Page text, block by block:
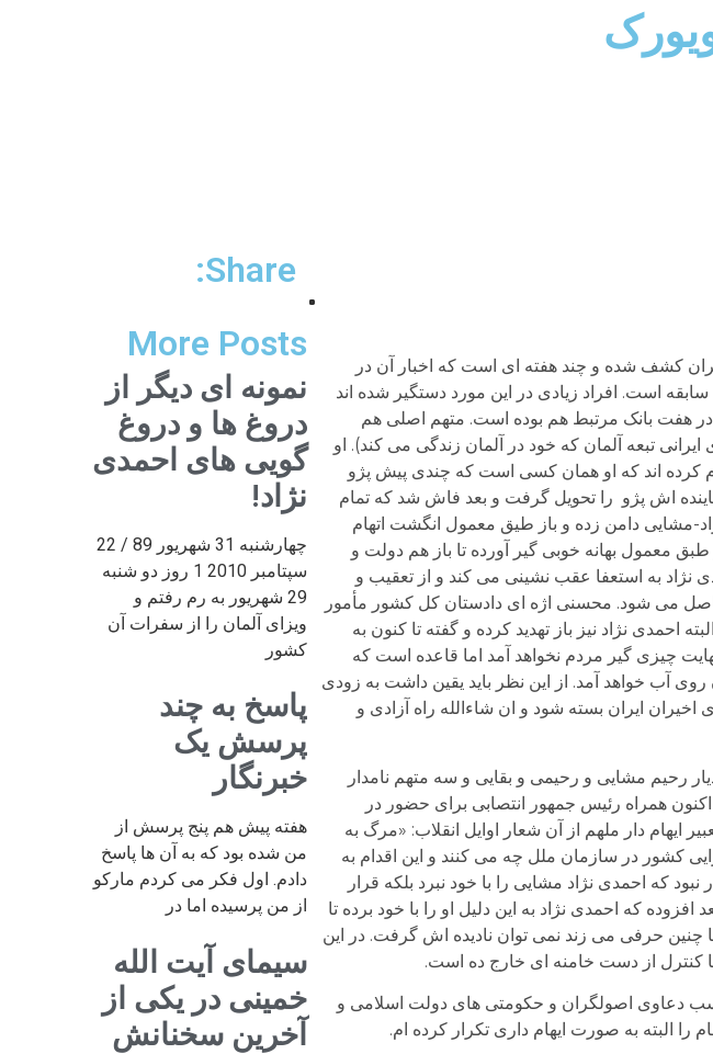
کشف شده و چند هفته ای است که اخبار آن در
است. افراد زیادی در این مورد دستگیر شده اند
در هفت بانک مرتبط هم بوده است. متهم اصلی هم
تبعه آلمان که خود در آلمان زندگی می کند). او
کرده اند که او همان کسی است که چندی پیش پژو
اش پژو را تحویل گرفت و بعد فاش شد که تمام
مشایی دامن زده و باز طیق معمول انگشت اتهام
معمول بهانه خوبی گیر آورده تا باز هم دولت و
نژاد به استعفا عقب نشینی می کند و از تعقیب و
می شود. محسنی اژه ای دادستان کل کشور مأمور
نژاد نیز باز تهدید کرده و گفته تا کنون به
چیزی گیر مردم نخواهد آمد اما قاعده است که
آب خواهد آمد. از این نظر باید یقین داشت به زودی
ایران بسته شود و ان شاءالله راه آزادی و
رحیم مشایی و رحیمی و بقایی و سه متهم نامدار
همراه رئیس جمهور انتصابی برای حضور در
ایهام دار ملهم از آن شعار اوایل انقلاب: «مرگ به
کشور در سازمان ملل چه می کنند و این اقدام به
که احمدی نژاد مشایی را با خود نبرد بلکه قرار
که احمدی نژاد به این دلیل او را با خود برده تا
چنین حرفی می زند نمی توان نادیده اش گرفت. در این
کنترل از دست خامنه ای خارج ده است.
دعاوی اصولگران و حکومتی های دولت اسلامی و
البته به صورت ایهام داری تکرار کرده ام.
Share:
More Posts
نمونه ای دیگر از
دروغ ها و دروغ
گویی های احمدی
نژاد!
چهارشنبه 31 شهریور 89 / 22
سپتامبر 2010 1 روز دو شنبه
29 شهریور به رم رفتم و
ویزای آلمان را از سفرات آن
کشور
پاسخ به چند
پرسش یک
خبرنگار
هفته پیش هم پنج پرسش از
من شده بود که به آن ها پاسخ
دادم. اول فکر می کردم مارکو
از من پرسیده اما در
سیمای آیت الله
خمینی در یکی از
آخرین سخنانش